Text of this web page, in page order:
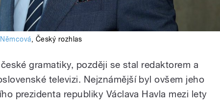
, Český rozhlas
gramatiky, později se stal redaktorem a
televizi. Nejznámější byl ovšem jeho
prezidenta republiky Václava Havla mezi lety